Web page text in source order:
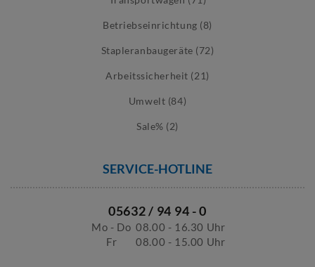
Betriebseinrichtung (8)
Stapleranbaugeräte (72)
Arbeitssicherheit (21)
Umwelt (84)
Sale% (2)
SERVICE-HOTLINE
05632 / 94 94 - 0
Mo - Do 08.00 - 16.30 Uhr
Fr
08.00 - 15.00 Uhr